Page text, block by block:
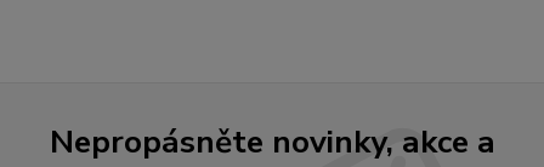
Nepropásněte novinky, akce a